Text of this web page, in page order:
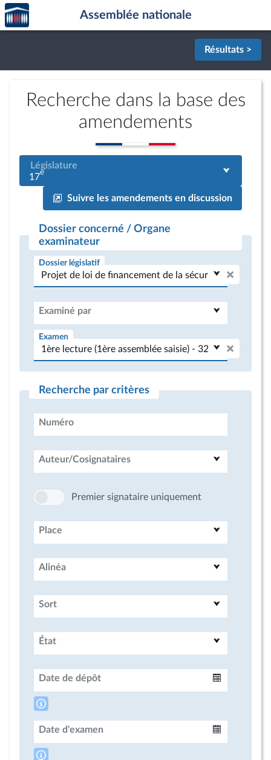
Aller au contenu
Aller en bas de la page
Accèder
à la
page
Assemblée nationale
Résultats >
Recherche dans la base des
amendements
Législature
17e
Suivre les amendements en discussion
Dossier concerné / Organe
examinateur
Dossier législatif
Examiné par
Examen
Recherche par critères
Numéro
Auteur/Cosignataires
Premier signataire uniquement
Place
Alinéa
Sort
État
Date de dépôt
Date d'examen